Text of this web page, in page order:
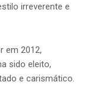
irreverente e
em 2012,
sido eleito,
e carismático.